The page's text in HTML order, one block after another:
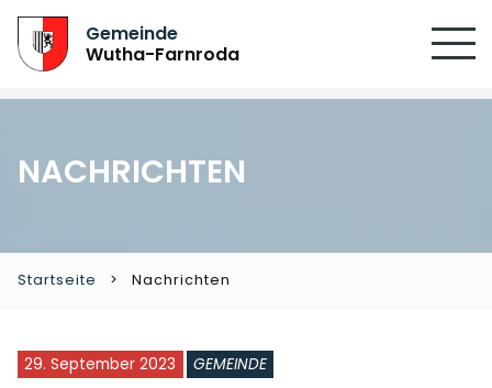
Gemeinde
Wutha-Farnroda
NACHRICHTEN
Startseite Nachrichten
29. September 2023 GEMEINDE